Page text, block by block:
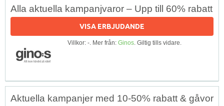
Alla aktuella kampanjvaror – Upp till 60% rabatt
VISA ERBJUDANDE
Villkor: -. Mer från: Ginos. Giltig tills vidare.
Aktuella kampanjer med 10-50% rabatt & gåvor